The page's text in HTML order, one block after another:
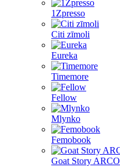
1Zpresso
Citi zīmoli
Eureka
Timemore
Fellow
Mlynko
Femobook
Goat Story ARCO